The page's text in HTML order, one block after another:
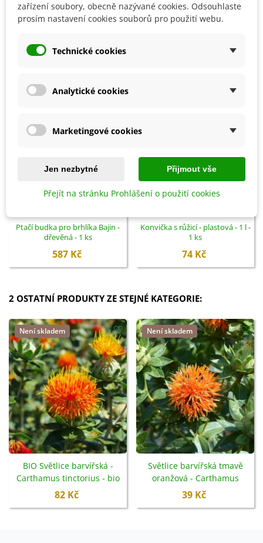
Detaily produktu
SOUVISEJÍCÍ PRODUKTY
Ptačí budka pro brhlíka Bajin -
dřevěná - 1 ks
587 Kč
Konvička s růžicí - plastová - 1 l -
1 ks
74 Kč
2 OSTATNÍ PRODUKTY ZE STEJNÉ KATEGORIE:
Není skladem
BIO Světlice barvířská -
Carthamus tinctorius - bio
semena - 20 ks
82 Kč
Není skladem
Světlice barvířská tmavě
oranžová - Carthamus
tinctorius - semena - 20 ks
39 Kč
zařízení soubory, obecně nazývané cookies. Odsouhlaste
prosím nastavení cookies souborů pro použití webu.
Technické cookies
Analytické cookies
Marketingové cookies
Jen nezbytné Přijmout vše
Přejít na stránku Prohlášení o použití cookies